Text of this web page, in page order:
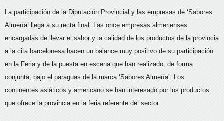
La participación de la Diputación Provincial y las empresas de ‘Sabores
Almería’ llega a su recta final. Las once empresas almerienses
encargadas de llevar el sabor y la calidad de los productos de la provincia
a la cita barcelonesa hacen un balance muy positivo de su participación
en la Feria y de la puesta en escena que han realizado, de forma
conjunta, bajo el paraguas de la marca ‘Sabores Almería’. Los
continentes asiáticos y americano se han interesado por los productos
que ofrece la provincia en la feria referente del sector.